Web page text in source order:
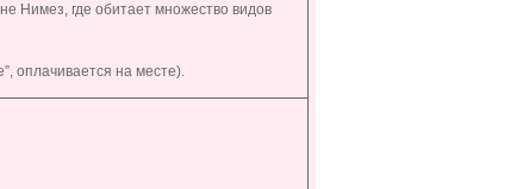
Нимез, где обитает множество видов
оплачивается на месте).